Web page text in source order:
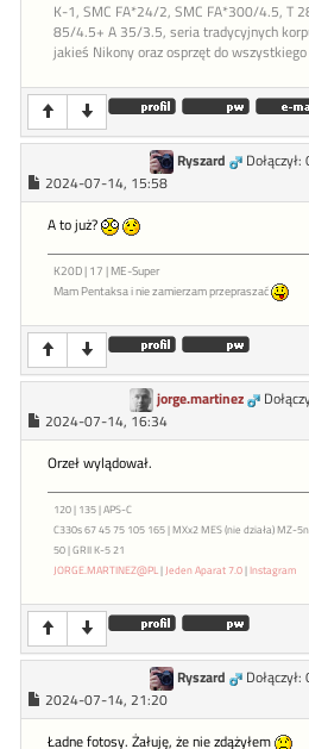
K-1, SMC FA*24/2, SMC FA*300/4.5, T
85/4.5+ A 35/3.5, seria tradycyjnych
jakieś Nikony oraz osprzęt do wszystkiego
Ryszard
2024-07-14, 15:58
A to już?
K20D | 17 | ME-Super
Mam Pentaksa i nie zamierzam przepraszać
jorge.martinez
2024-07-14, 16:34
Orzeł wylądował.
120 | 135 | APS-C
C330s 67 45 75 105 165 | MXx2 MES (nie działa) MZ-
50 | GRII K-5 21
JORGE.MARTINEZ@PL| Jeden Aparat 7.0|Instagram
Ryszard
2024-07-14, 21:20
Ładne fotosy. Żałuję, że nie zdążyłem